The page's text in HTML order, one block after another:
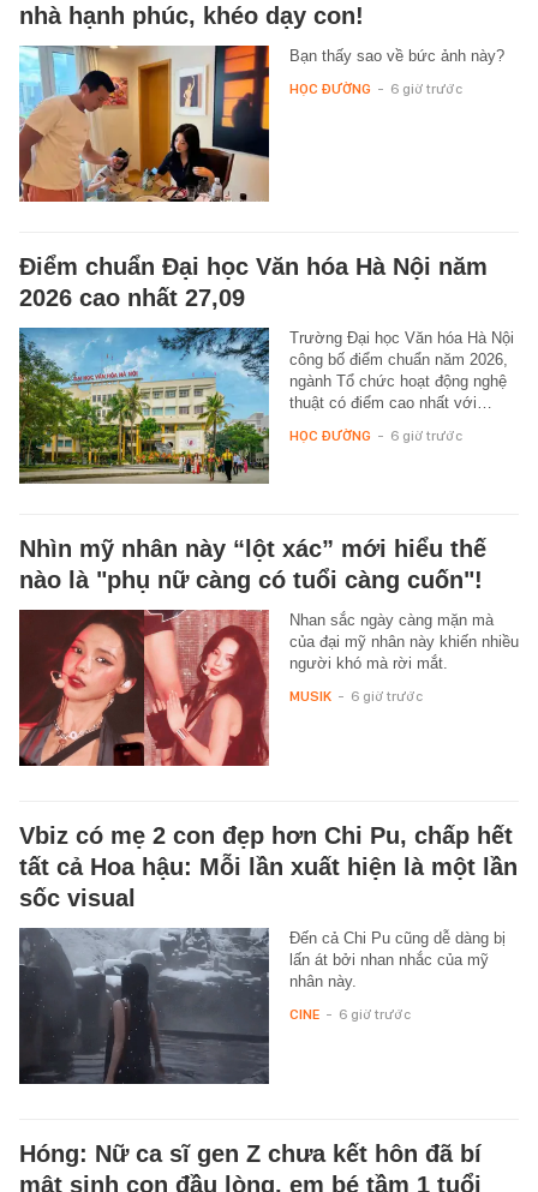
nhà hạnh phúc, khéo dạy con!
Bạn thấy sao về bức ảnh này?
HỌC ĐƯỜNG - 6 giờ trước
Điểm chuẩn Đại học Văn hóa Hà Nội năm
2026 cao nhất 27,09
Trường Đại học Văn hóa Hà Nội
công bố điểm chuẩn năm 2026,
ngành Tổ chức hoạt động nghệ
thuật có điểm cao nhất với…
HỌC ĐƯỜNG - 6 giờ trước
Nhìn mỹ nhân này “lột xác” mới hiểu thế
nào là "phụ nữ càng có tuổi càng cuốn"!
Nhan sắc ngày càng mặn mà
của đại mỹ nhân này khiến nhiều
người khó mà rời mắt.
MUSIK - 6 giờ trước
Vbiz có mẹ 2 con đẹp hơn Chi Pu, chấp hết
tất cả Hoa hậu: Mỗi lần xuất hiện là một lần
sốc visual
Đến cả Chi Pu cũng dễ dàng bị
lấn át bởi nhan nhắc của mỹ
nhân này.
CINE - 6 giờ trước
Hóng: Nữ ca sĩ gen Z chưa kết hôn đã bí
mật sinh con đầu lòng, em bé tầm 1 tuổi